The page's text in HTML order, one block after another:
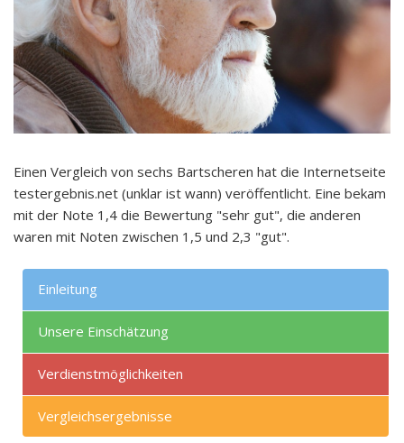
Einen Vergleich von sechs Bartscheren hat die Internetseite
testergebnis.net (unklar ist wann) veröffentlicht. Eine bekam
mit der Note 1,4 die Bewertung "sehr gut", die anderen
waren mit Noten zwischen 1,5 und 2,3 "gut".
Einleitung
Unsere Einschätzung
Verdienstmöglichkeiten
Vergleichsergebnisse